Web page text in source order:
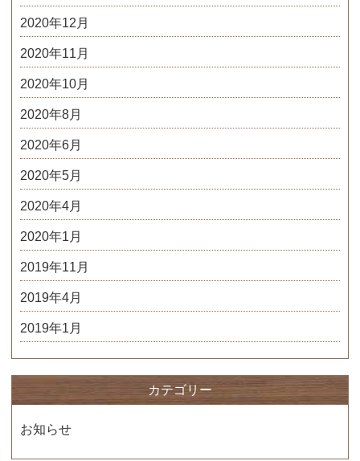
2020年12月
2020年11月
2020年10月
2020年8月
2020年6月
2020年5月
2020年4月
2020年1月
2019年11月
2019年4月
2019年1月
カテゴリー
お知らせ